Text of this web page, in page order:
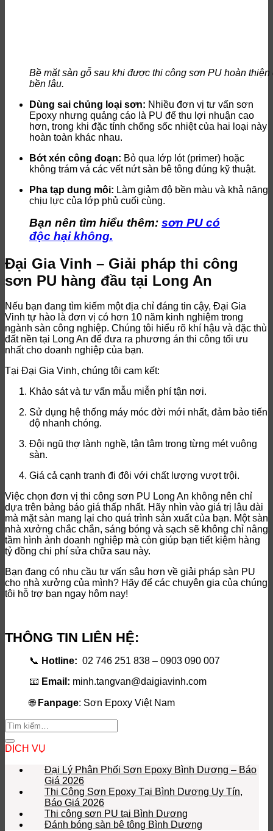
Bề mặt sàn gỗ sau khi được thi công sơn PU hoàn
bền lâu.
Dùng sai chủng loại sơn: Nhiều đơn vị tư vấn sơn
Epoxy nhưng quảng cáo là PU để thu lợi nhuận cao
hơn, trong khi đặc tính chống sốc nhiệt của hai loại này
hoàn toàn khác nhau.
Bớt xén công đoạn: Bỏ qua lớp lót (primer) hoặc
không trám vá các vết nứt sàn bê tông đúng kỹ thuật.
Pha tạp dung môi: Làm giảm độ bền màu và khả năng
chịu lực của lớp phủ cuối cùng.
Bạn nên tìm hiểu thêm: sơn PU có
độc hại không.
Đại Gia Vinh – Giải pháp thi công
sơn PU hàng đầu tại Long An
Nếu bạn đang tìm kiếm một địa chỉ đáng tin cậy, Đại Gia
Vinh tự hào là đơn vị có hơn 10 năm kinh nghiệm trong
ngành sàn công nghiệp. Chúng tôi hiểu rõ khí hậu và đặc thù
đất nền tại Long An để đưa ra phương án thi công tối ưu
nhất cho doanh nghiệp của bạn.
Tại Đại Gia Vinh, chúng tôi cam kết:
Khảo sát và tư vấn mẫu miễn phí tận nơi.
Sử dụng hệ thống máy móc đời mới nhất, đảm bảo tiến
độ nhanh chóng.
Đội ngũ thợ lành nghề, tận tâm trong từng mét vuông
sàn.
Giá cả cạnh tranh đi đôi với chất lượng vượt trội.
Việc chọn đơn vị thi công sơn PU Long An không nên chỉ
dựa trên bảng báo giá thấp nhất. Hãy nhìn vào giá trị lâu dài
mà mặt sàn mang lại cho quá trình sản xuất của bạn. Một sàn
nhà xưởng chắc chắn, sáng bóng và sạch sẽ không chỉ nâng
tầm hình ảnh doanh nghiệp mà còn giúp bạn tiết kiệm hàng
tỷ đồng chi phí sửa chữa sau này.
Bạn đang có nhu cầu tư vấn sâu hơn về giải pháp sàn PU
cho nhà xưởng của mình? Hãy để các chuyên gia của chúng
tôi hỗ trợ bạn ngay hôm nay!
THÔNG TIN LIÊN HỆ:
📞 Hotline: 02 746 251 838 – 0903 090 007
📧 Email: minh.tangvan@daigiavinh.com
🌐 Fanpage: Sơn Epoxy Việt Nam
DỊCH VỤ
Đại Lý Phân Phối Sơn Epoxy Bình Dương – Báo
Giá 2026
Thi Công Sơn Epoxy Tại Bình Dương Uy Tín,
Báo Giá 2026
Thi công sơn PU tại Bình Dương
Đánh bóng sàn bê tông Bình Dương